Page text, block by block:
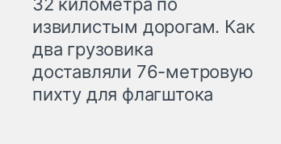
извилистым дорогам. Как
два грузовика
доставляли 76-метровую
пихту для флагштока